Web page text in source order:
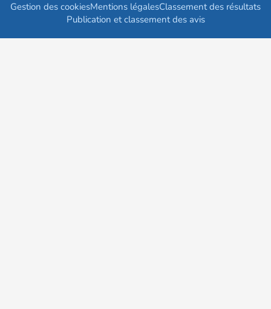
Gestion des cookiesMentions légalesClassement des résultats
Publication et classement des avis